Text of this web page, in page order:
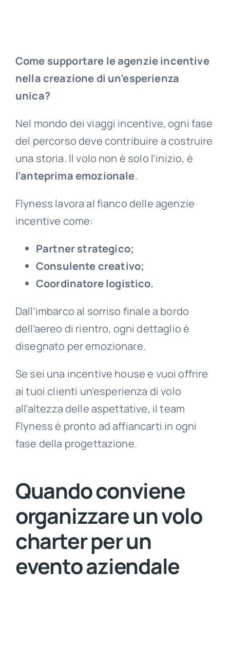
Come supportare le agenzie incentive
nella creazione di un’esperienza
unica?
Nel mondo dei viaggi incentive, ogni fase
del percorso deve contribuire a costruire
una storia. Il volo non è solo l’inizio, è
l’anteprima emozionale.
Flyness lavora al fianco delle agenzie
incentive come:
Partner strategico;
Consulente creativo;
Coordinatore logistico.
Dall’imbarco al sorriso finale a bordo
dell’aereo di rientro, ogni dettaglio è
disegnato per emozionare.
Se sei una incentive house e vuoi offrire
ai tuoi clienti un’esperienza di volo
all’altezza delle aspettative, il team
Flyness è pronto ad affiancarti in ogni
fase della progettazione.
Quando conviene
organizzare un volo
charter per un
evento aziendale